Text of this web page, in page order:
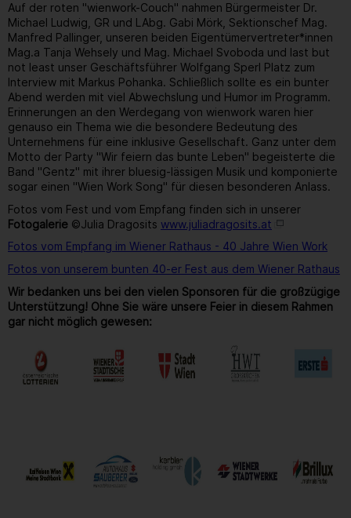
Auf der roten "wienwork-Couch" nahmen Bürgermeister Dr.
Michael Ludwig, GR und LAbg. Gabi Mörk, Sektionschef Mag.
Manfred Pallinger, unseren beiden Eigentümervertreter*innen
Mag.a Tanja Wehsely und Mag. Michael Svoboda und last but
not least unser Geschäftsführer Wolfgang Sperl Platz zum
Interview mit Markus Pohanka. Schließlich sollte es ein bunter
Abend werden mit viel Abwechslung und Humor im Programm.
Erinnerungen an den Werdegang von wienwork waren hier
genauso ein Thema wie die besondere Bedeutung des
Unternehmens für eine inklusive Gesellschaft. Ganz unter dem
Motto der Party "Wir feiern das bunte Leben" begeisterte die
Band "Gentz" mit ihrer bluesig-lässigen Musik und komponierte
sogar einen "Wien Work Song" für diesen besonderen Anlass.
Fotos vom Fest und vom Empfang finden sich in unserer
Fotogalerie ©Julia Dragosits www.juliadragosits.at
Fotos vom Empfang im Wiener Rathaus - 40 Jahre Wien Work
Fotos von unserem bunten 40-er Fest aus dem Wiener Rathaus
Wir bedanken uns bei den vielen Sponsoren für die großzügige
Unterstützung! Ohne Sie wäre unsere Feier in diesem Rahmen
gar nicht möglich gewesen: